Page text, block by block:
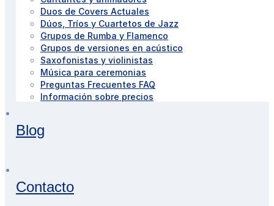
Duos de Covers Actuales
Dúos, Tríos y Cuartetos de Jazz
Grupos de Rumba y Flamenco
Grupos de versiones en acústico
Saxofonistas y violinistas
Música para ceremonias
Preguntas Frecuentes FAQ
Información sobre precios
Blog
Contacto